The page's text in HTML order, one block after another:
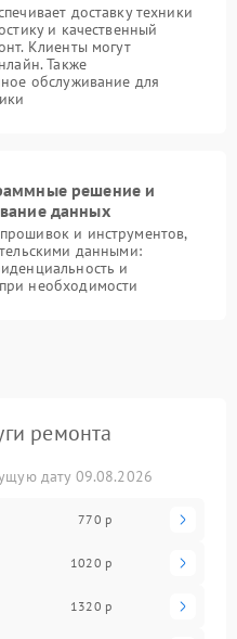
доставку техники
и качественный
Клиенты могут
Также
обслуживание для
решение и
данных
и инструментов,
данными:
и
необходимости
ремонта
дату 09.08.2026
770 р
1020 р
1320 р